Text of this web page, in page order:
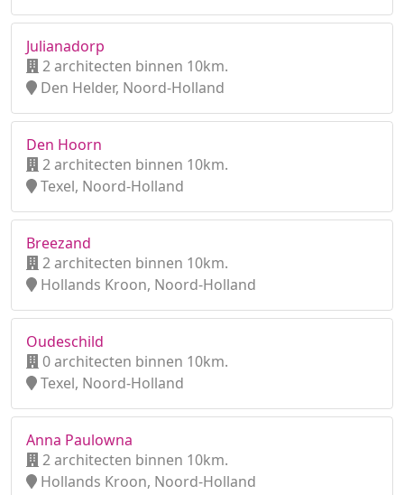
Julianadorp
2 architecten binnen 10km.
Den Helder, Noord-Holland
Den Hoorn
2 architecten binnen 10km.
Texel, Noord-Holland
Breezand
2 architecten binnen 10km.
Hollands Kroon, Noord-Holland
Oudeschild
0 architecten binnen 10km.
Texel, Noord-Holland
Anna Paulowna
2 architecten binnen 10km.
Hollands Kroon, Noord-Holland